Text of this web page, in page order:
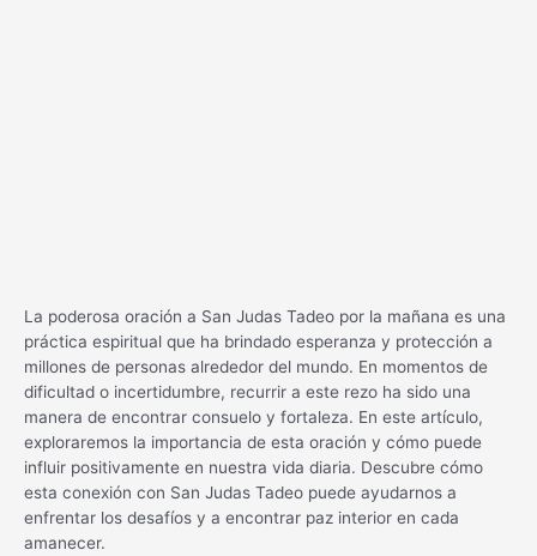
La poderosa oración a San Judas Tadeo por la mañana es una
práctica espiritual que ha brindado esperanza y protección a
millones de personas alrededor del mundo. En momentos de
dificultad o incertidumbre, recurrir a este rezo ha sido una
manera de encontrar consuelo y fortaleza. En este artículo,
exploraremos la importancia de esta oración y cómo puede
influir positivamente en nuestra vida diaria. Descubre cómo
esta conexión con San Judas Tadeo puede ayudarnos a
enfrentar los desafíos y a encontrar paz interior en cada
amanecer.